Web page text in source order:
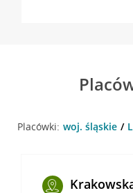
Placówki: woj. śląskie